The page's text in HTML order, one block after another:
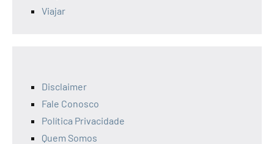
Viajar
Disclaimer
Fale Conosco
Política Privacidade
Quem Somos